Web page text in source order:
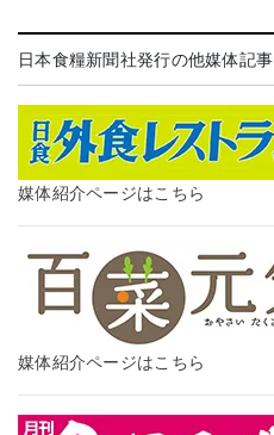
日本食糧新聞社発行の他媒体記事
媒体紹介ページはこちら
媒体紹介ページはこちら